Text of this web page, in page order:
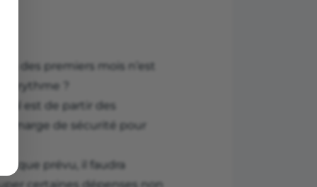
des premiers mois n’est
rythme ?
est de partir des
marge de sécurité pour
que prévu, il faudra